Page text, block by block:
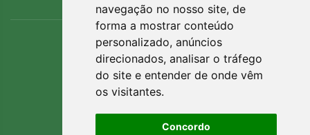
navegação no nosso site, de
forma a mostrar conteúdo
personalizado, anúncios
direcionados, analisar o tráfego
do site e entender de onde vêm
os visitantes.
Concordo